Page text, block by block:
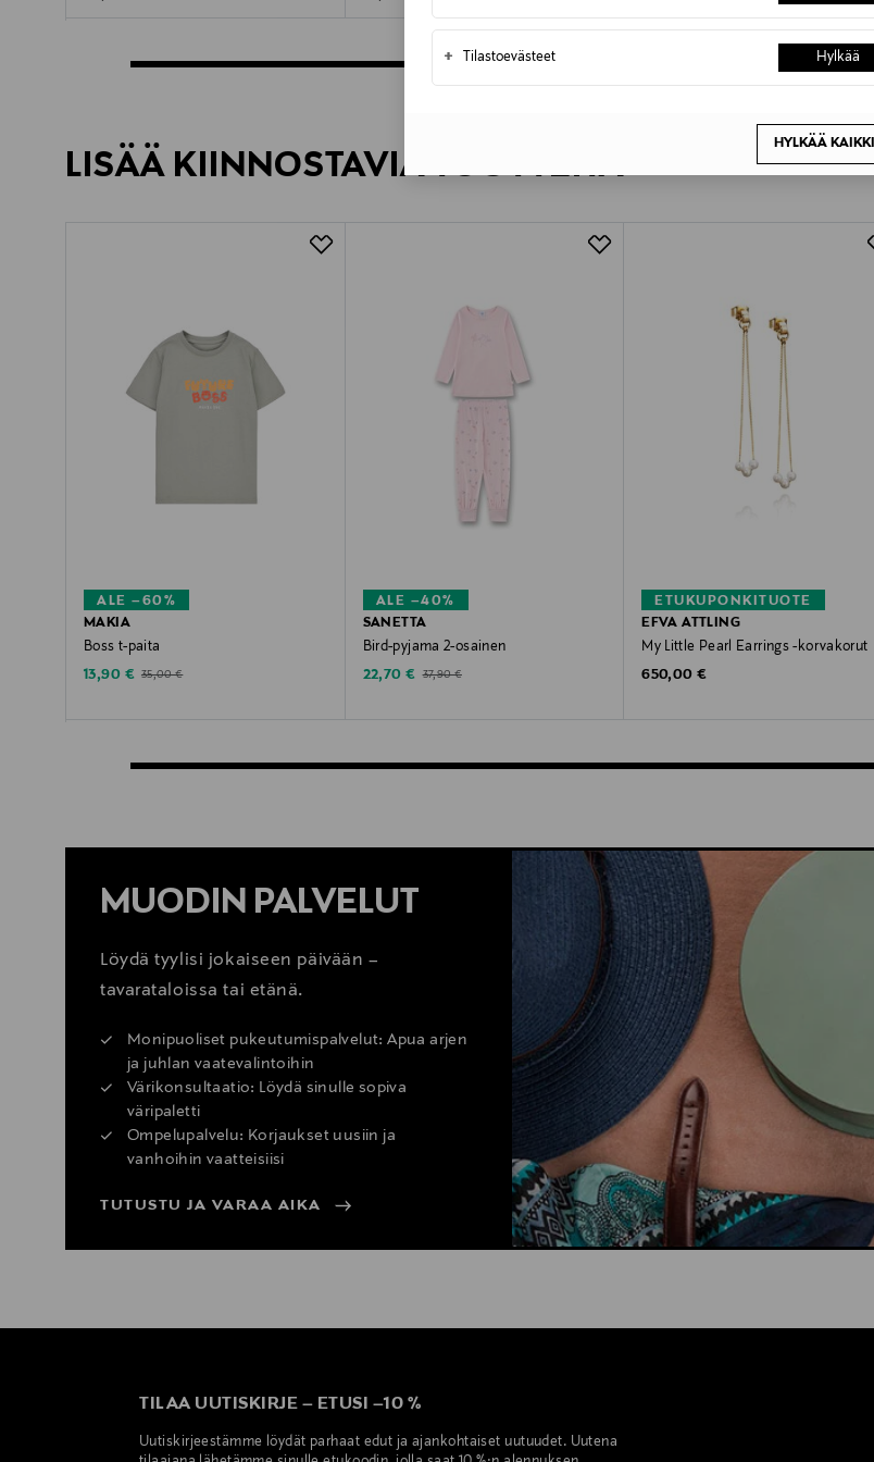
+ Tilastoevästeet Hylkää
HYLKÄÄ KAIKKI
LISÄÄ KIINNOSTAVIA TUOTTEITA
ALE –60%
MAKIA
Boss t-paita
Discounted Price
13,90 € Original Price
35,00 €
ALE –40%
SANETTA
Bird-pyjama 2-osainen
Discounted Price
22,70 € Original Price
37,90 €
ETUKUPONKITUOTE
EFVA ATTLING
My Little Pearl Earrings -korvakorut
Original Price
650,00 €
MUODIN PALVELUT
Löydä tyylisi jokaiseen päivään –
tavarataloissa tai etänä.
Monipuoliset pukeutumispalvelut: Apua arjen
ja juhlan vaatevalintoihin
Värikonsultaatio: Löydä sinulle sopiva
väripaletti
Ompelupalvelu: Korjaukset uusiin ja
vanhoihin vaatteisiisi
TUTUSTU JA VARAA AIKA
TILAA UUTISKIRJE – ETUSI –10 %
Uutiskirjeestämme löydät parhaat edut ja ajankohtaiset uutuudet. Uutena